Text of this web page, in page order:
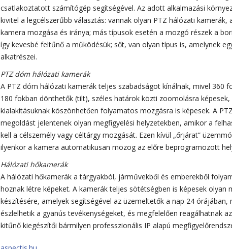
csatlakoztatott számítógép segítségével. Az adott alkalmazási
kivitel a legcélszerűbb választás: vannak olyan PTZ hálózati kamerák,
kamera mozgása és iránya; más típusok esetén a mozgó részek a
így kevesbé feltűnő a működésük; sőt, van olyan típus is, amelynek
alkatrészei.
PTZ dóm hálózati kamerák
A PTZ dóm hálózati kamerák teljes szabadságot kínálnak, mivel 360
180 fokban dönthetők (tilt), széles határok közti zoomolásra
kialakításuknak köszönhetően folyamatos mozgásra is képesek. A
megoldást jelentenek olyan megfigyelési helyzetekben, amikor a
kell a célszemély vagy céltárgy mozgását. Ezen kívül „őrjárat”
ilyenkor a kamera automatikusan mozog az előre beprogramozott
Hálózati hőkamerák
A hálózati hőkamerák a tárgyakból, járművekből és emberekből
hoznak létre képeket. A kamerák teljes sötétségben is képesek olyan
készítésére, amelyek segítségével az üzemeltetők a nap 24
észlelhetik a gyanús tevékenységeket, és megfelelően reagálhatnak
kitűnő kiegészítői bármilyen professzionális IP alapú